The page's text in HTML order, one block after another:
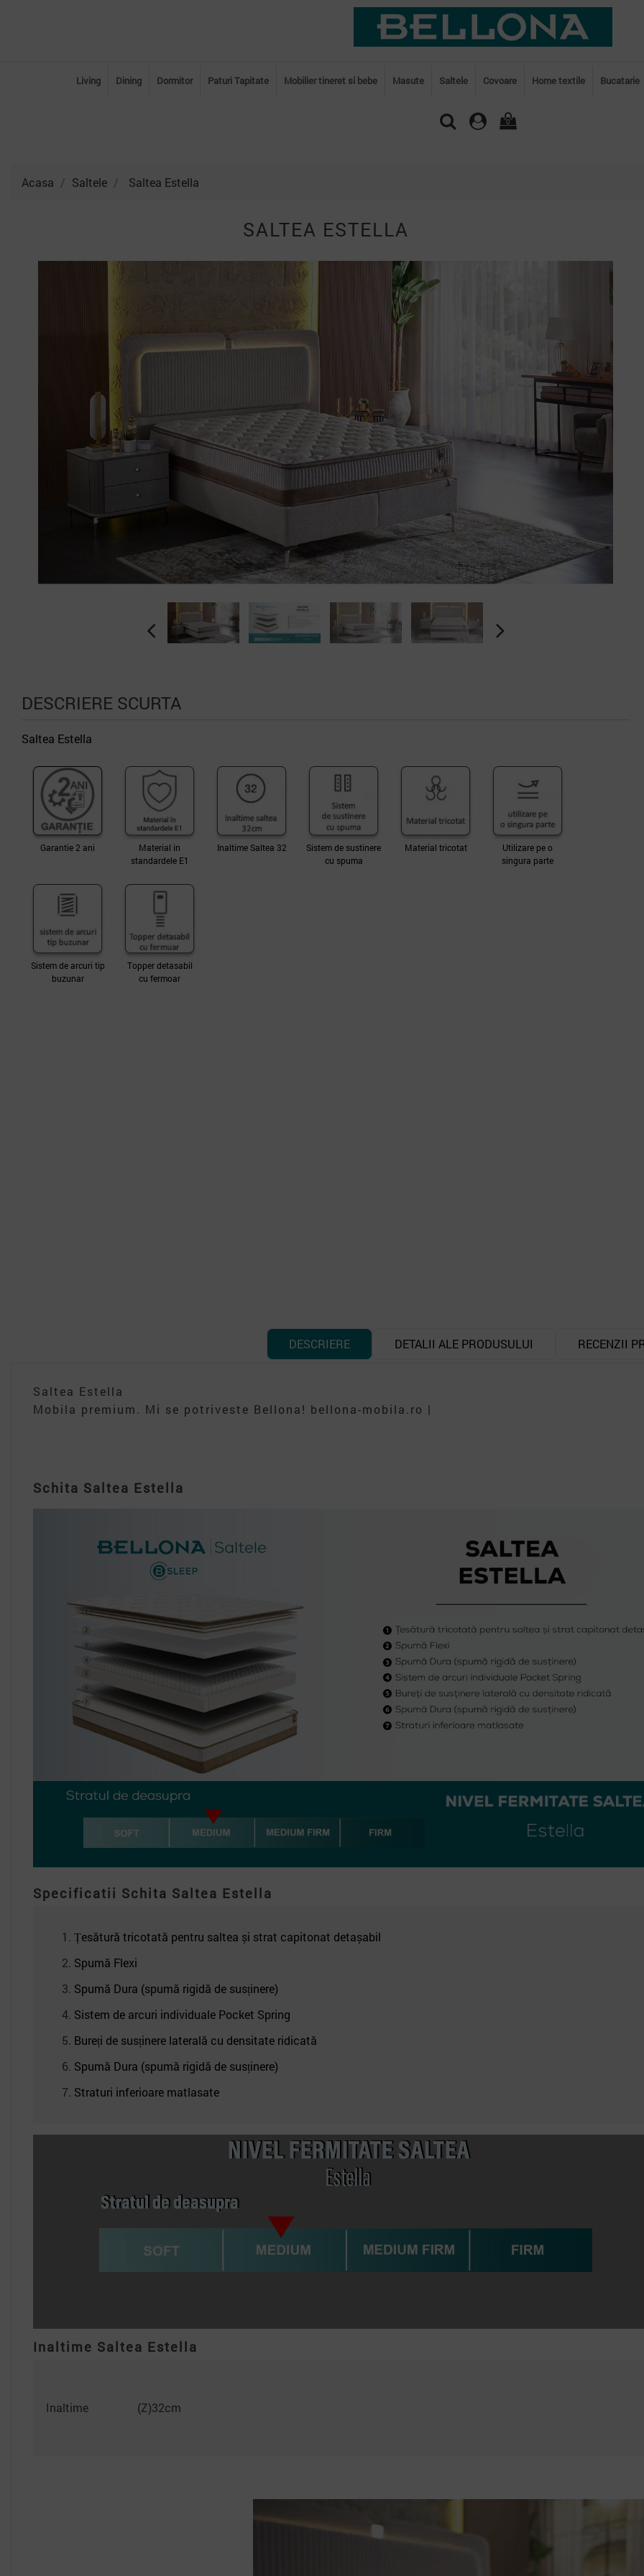
Living Dining Dormitor Paturi Tapitate Mobilier tineret si bebe Masute Saltele Covoare Home textile Bucatarie
0
Acasa Saltele Saltea Estella
SALTEA ESTELLA
DESCRIERE SCURTA
Saltea Estella
Garantie 2 ani
Material in
standardele E1
Inaltime Saltea 32
Sistem de sustinere
cu spuma
Material tricotat
Utilizare pe o
singura parte
Sistem de arcuri tip
buzunar
Topper detasabil
cu fermoar
DESCRIERE DETALII ALE PRODUSULUI RECENZII
Saltea Estella
Mobila premium. Mi se potriveste Bellona! bellona-mobila.ro |
Schita Saltea Estella
Specificatii Schita Saltea Estella
Țesătură tricotată pentru saltea și strat capitonat detașabil
Spumă Flexi
Spumă Dura (spumă rigidă de susținere)
Sistem de arcuri individuale Pocket Spring
Bureți de susținere laterală cu densitate ridicată
Spumă Dura (spumă rigidă de susținere)
Straturi inferioare matlasate
Inaltime Saltea Estella
Inaltime (Z)32cm